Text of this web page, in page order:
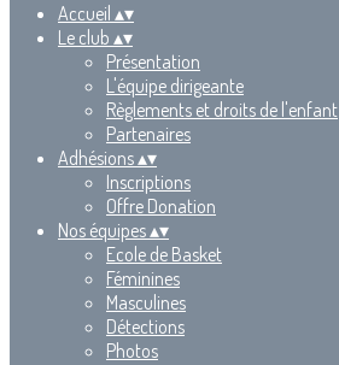
Accueil ▴▾
Le club ▴▾
Présentation
L'équipe dirigeante
Règlements et droits de l'enfant
Partenaires
Adhésions▴▾
Inscriptions
Offre Donation
Nos équipes▴▾
Ecole de Basket
Féminines
Masculines
Détections
Photos